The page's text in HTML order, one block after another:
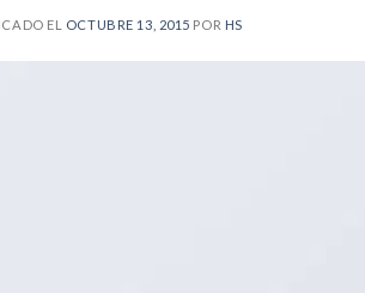
EL OCTUBRE 13, 2015 POR HS